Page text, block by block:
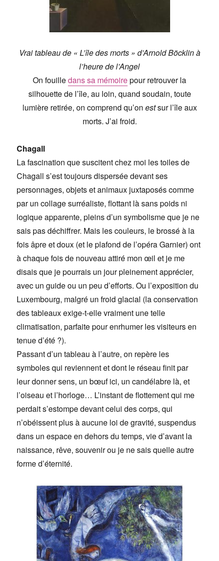
Vrai tableau de « L’île des morts » d’Arnold Böcklin à
l’heure de l’Angel
On fouilledans sa mémoirepour retrouver la
silhouette de l’île, au loin, quand soudain, toute
lumière retirée, on comprend qu’on estsur l’île aux
morts. J’ai froid.
Chagall
La fascination que suscitent chez moi les toiles de
Chagall s’est toujours dispersée devant ses
personnages, objets et animaux juxtaposés comme
par un collage surréaliste, flottant là sans poids ni
logique apparente, pleins d’un symbolisme que je ne
sais pas déchiffrer. Mais les couleurs, le brossé à la
fois âpre et doux (et le plafond de l’opéra Garnier) ont
à chaque fois de nouveau attiré mon œil et je me
disais que je pourrais un jour pleinement apprécier,
avec un guide ou un peu d’efforts. Ou l’exposition du
Luxembourg, malgré un froid glacial (la conservation
des tableaux exige-t-elle vraiment une telle
climatisation, parfaite pour enrhumer les visiteurs en
tenue d’été ?).
Passant d’un tableau à l’autre, on repère les
symboles qui reviennent et dont le réseau finit par
leur donner sens, un bœuf ici, un candélabre là, et
l’oiseau et l’horloge… L’instant de flottement qui me
perdait s’estompe devant celui des corps, qui
n’obéissent plus à aucune loi de gravité, suspendus
dans un espace en dehors du temps, vie d’avant la
naissance, rêve, souvenir ou je ne sais quelle autre
forme d’éternité.